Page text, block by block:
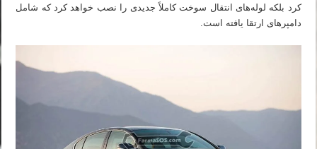
کرد بلکه لوله‌های انتقال سوخت کاملاً جدیدی را نصب خواهد کرد که شامل
دامپرهای ارتقا یافته است.